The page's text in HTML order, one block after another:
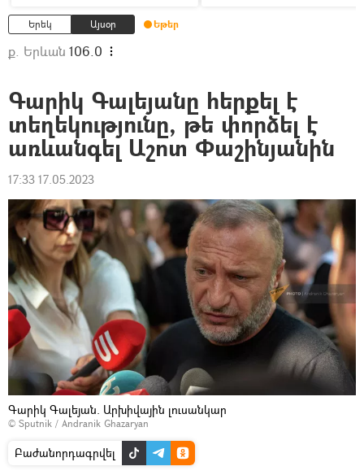
Երեկ Այսօր Եթեր
ք. Երևան 106.0
Գարիկ Գալեյանը հերքել է
տեղեկությունը, թե փորձել է
առևանգել Աշոտ Փաշինյանին
17:33 17.05.2023
Գարիկ Գալեյան. Արխիվային լուսանկար
© Sputnik / Andranik Ghazaryan
Բաժանորդագրվել